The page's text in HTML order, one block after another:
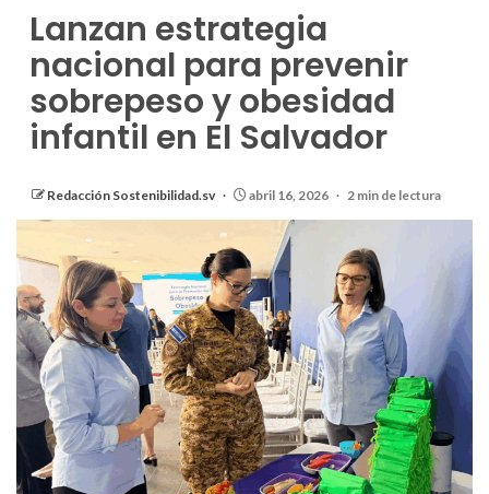
Lanzan estrategia
nacional para prevenir
sobrepeso y obesidad
infantil en El Salvador
Redacción Sostenibilidad.sv abril 16, 2026 2 min de lectura